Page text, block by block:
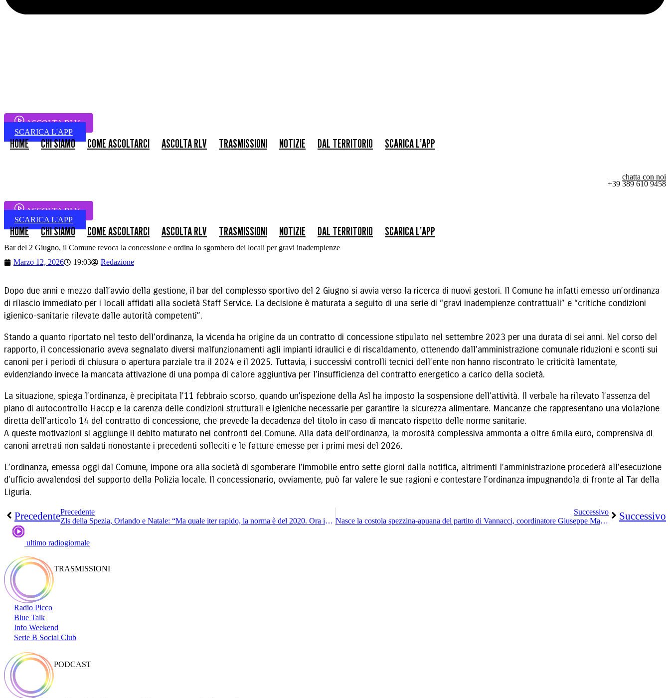
ASCOLTA RLV
SCARICA L'APP
HOME CHI SIAMO COME ASCOLTARCI ASCOLTA RLV TRASMISSIONI NOTIZIE DAL TERRITORIO SCARICA L’APP
chatta con noi
+39 389 610 9458
ASCOLTA RLV
SCARICA L'APP
HOME CHI SIAMO COME ASCOLTARCI ASCOLTA RLV TRASMISSIONI NOTIZIE DAL TERRITORIO SCARICA L’APP
Bar del 2 Giugno, il Comune revoca la concessione e ordina lo sgombero dei locali per gravi inadempienze
Marzo 12, 2026
19:03 Redazione
Dopo due anni e mezzo dall’avvio della gestione, il bar del complesso sportivo del 2 Giugno si avvia verso la ricerca di nuovi gestori. Il Comune ha infatti emesso un’ordinanza
di rilascio immediato per i locali affidati alla società Staff Service. La decisione è maturata a seguito di una serie di “gravi inadempienze contrattuali” e “critiche condizioni
igienico-sanitarie rilevate dalle autorità competenti”.
Stando a quanto riportato nel testo dell’ordinanza, la vicenda ha origine da un contratto di concessione stipulato nel settembre 2023 per una durata di sei anni. Nel corso del
rapporto, il concessionario aveva segnalato diversi malfunzionamenti agli impianti idraulici e di riscaldamento, ottenendo dall’amministrazione comunale riduzioni e sconti sui
canoni per i periodi di chiusura o apertura parziale tra il 2024 e il 2025. Tuttavia, i successivi controlli tecnici dell’ente non hanno riscontrato le criticità lamentate,
evidenziando invece la mancata attivazione di una pompa di calore aggiuntiva per l’insufficienza del contratto energetico a carico della società.
La situazione, spiega l’ordinanza, è precipitata l’11 febbraio scorso, quando un’ispezione della Asl ha imposto la sospensione dell’attività. Il verbale ha rilevato l’assenza del
piano di autocontrollo Haccp e la carenza delle condizioni strutturali e igieniche necessarie per garantire la sicurezza alimentare. Mancanze che rappresentano una violazione
diretta dell’articolo 14 del contratto di concessione, che prevede la decadenza del titolo in caso di mancato rispetto delle norme sanitarie.
A queste motivazioni si aggiunge il debito maturato nei confronti del Comune. Alla data dell’ordinanza, la morosità complessiva ammonta a oltre 6mila euro, comprensiva di
canoni arretrati non saldati nonostante i precedenti solleciti e le fatture emesse per i primi mesi del 2026.
L’ordinanza, emessa oggi dal Comune, impone ora alla società di sgomberare l’immobile entro sette giorni dalla notifica, altrimenti l’amministrazione procederà all’esecuzione
d’ufficio avvalendosi del supporto della Polizia locale. Il concessionario, ovviamente, può far valere le sue ragioni e contestare l’ordinanza impugnandola di fronte al Tar della
Liguria.
PrecedentePrecedente
Zls della Spezia, Orlando e Natale: “Ma quale iter rapido, la norma è del 2020. Ora il governo sblocchi la Pontremolese”
Successivo
Nasce la costola spezzina-apuana del partito di Vannacci, coordinatore Giuseppe Maccarone
Successivo
ultimo radiogiornale
TRASMISSIONI
Radio Picco
Blue Talk
Info Weekend
Serie B Social Club
PODCAST